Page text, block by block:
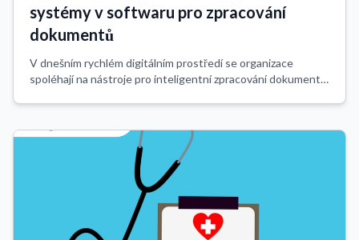
systémy v softwaru pro zpracování
dokumentů
V dnešním rychlém digitálním prostředí se organizace
spoléhají na nástroje pro inteligentní zpracování dokumentů,